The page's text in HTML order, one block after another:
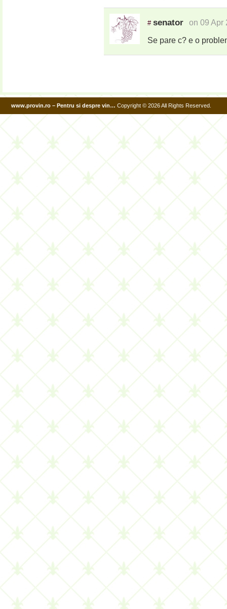
# senator on 09 Apr
Se pare c? e o
www.provin.ro – Pentru si despre vin… Copyright © 2026 All Rights Reserved.